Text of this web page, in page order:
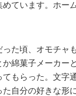
めています。ホー
った頃、オモチ
か綿菓子メーカー
てもらった。文字
自分の好きな形